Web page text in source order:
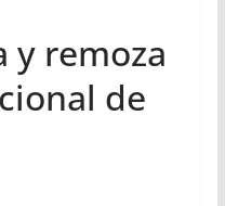
y remoza
de